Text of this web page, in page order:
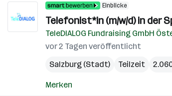
Einblicke
Telefonist*in (m/w/d) in der
TeleDIALOG Fundraising GmbH
vor 2 Tagen veröffentlicht
Salzburg (Stadt)
Teilzeit
Merken